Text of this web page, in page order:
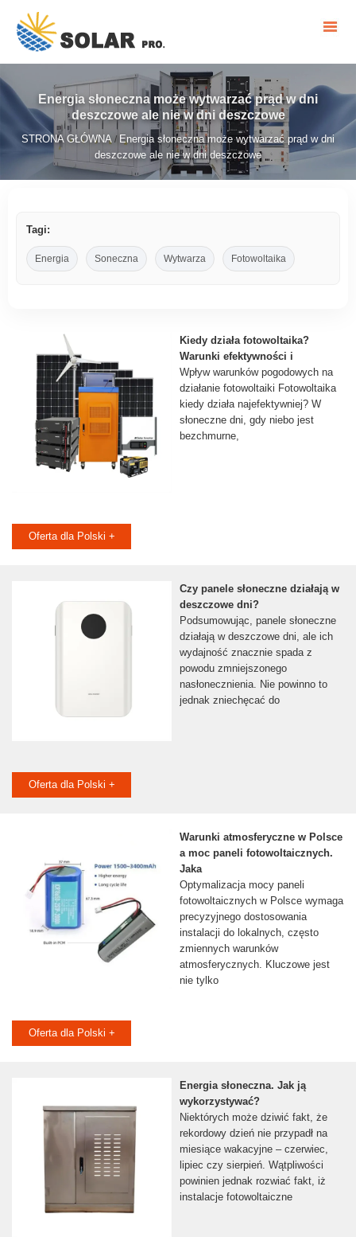
Energia słoneczna może wytwarzać prąd w dni
deszczowe ale nie w dni deszczowe
STRONA GŁÓWNA / Energia słoneczna może wytwarzać prąd w dni
deszczowe ale nie w dni deszczowe
Tagi:
Energia Soneczna Wytwarza Fotowoltaika
Kiedy działa fotowoltaika?
Warunki efektywności i
Wpływ warunków pogodowych na
działanie fotowoltaiki Fotowoltaika
kiedy działa najefektywniej? W
słoneczne dni, gdy niebo jest
bezchmurne,
Oferta dla Polski +
Czy panele słoneczne działają w
deszczowe dni?
Podsumowując, panele słoneczne
działają w deszczowe dni, ale ich
wydajność znacznie spada z
powodu zmniejszonego
nasłonecznienia. Nie powinno to
jednak zniechęcać do
Oferta dla Polski +
Warunki atmosferyczne w Polsce
a moc paneli fotowoltaicznych.
Jaka
Optymalizacja mocy paneli
fotowoltaicznych w Polsce wymaga
precyzyjnego dostosowania
instalacji do lokalnych, często
zmiennych warunków
atmosferycznych. Kluczowe jest
nie tylko
Oferta dla Polski +
Energia słoneczna. Jak ją
wykorzystywać?
Niektórych może dziwić fakt, że
rekordowy dzień nie przypadł na
miesiące wakacyjne – czerwiec,
lipiec czy sierpień. Wątpliwości
powinien jednak rozwiać fakt, iż
instalacje fotowoltaiczne